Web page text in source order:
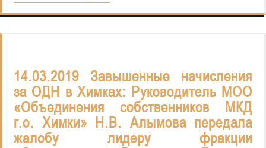
14.03.2019 Завышенные начисления
за ОДН в Химках: Руководитель МОО
«Объединения собственников МКД
г.о. Химки» Н.В. Алымова передала
жалобу лидеру фракции